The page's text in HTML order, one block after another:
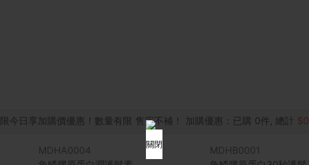
關閉
限今日享加購價優惠！數量有限 售完不補！ 加購優惠：已購 0件, 總計 $0
MDHA0004
MDHB0001